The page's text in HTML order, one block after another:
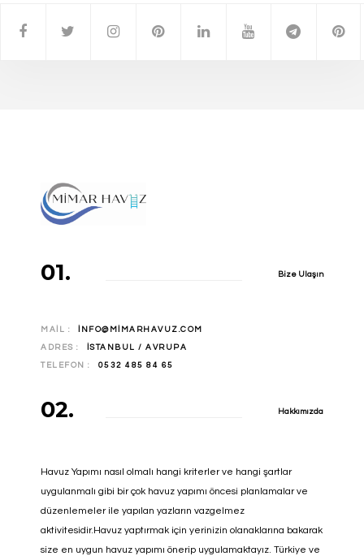
01. Bize Ulaşın
MAIL : INFO@MIMARHAVUZ.COM
ADRES : İSTANBUL / AVRUPA
TELEFON : 0532 485 84 65
02. Hakkımızda
Havuz Yapımı nasıl olmalı hangi kriterler ve hangi şartlar
uygulanmalı gibi bir çok havuz yapımı öncesi planlamalar ve
düzenlemeler ile yapılan yazların vazgelmez
aktivitesidir.Havuz yaptırmak için yerinizin olanaklarına bakarak
size en uygun havuz yapımı önerip uygulamaktayız. Türkiye ve